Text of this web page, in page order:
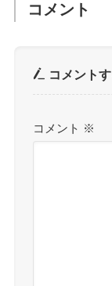
コメント
コメント
コメント ※